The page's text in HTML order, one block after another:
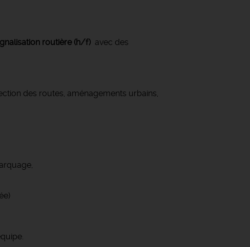
routière (h/f) avec des
des routes, aménagements urbains,